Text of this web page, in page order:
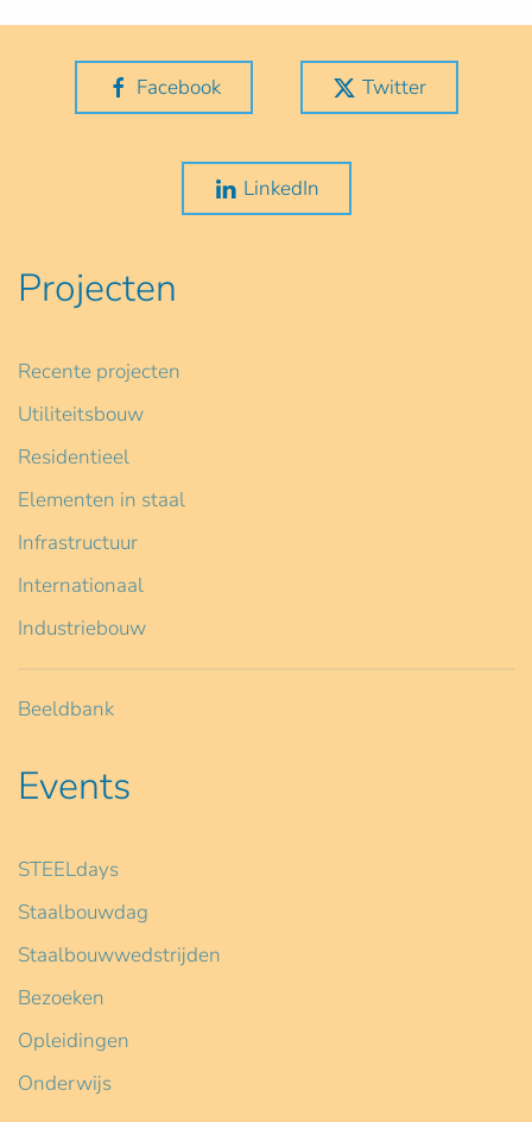
Facebook Twitter
LinkedIn
Projecten
Recente projecten
Utiliteitsbouw
Residentieel
Elementen in staal
Infrastructuur
Internationaal
Industriebouw
Beeldbank
Events
STEELdays
Staalbouwdag
Staalbouwwedstrijden
Bezoeken
Opleidingen
Onderwijs